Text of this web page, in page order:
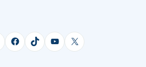
FacebookTikTokYouTube
X